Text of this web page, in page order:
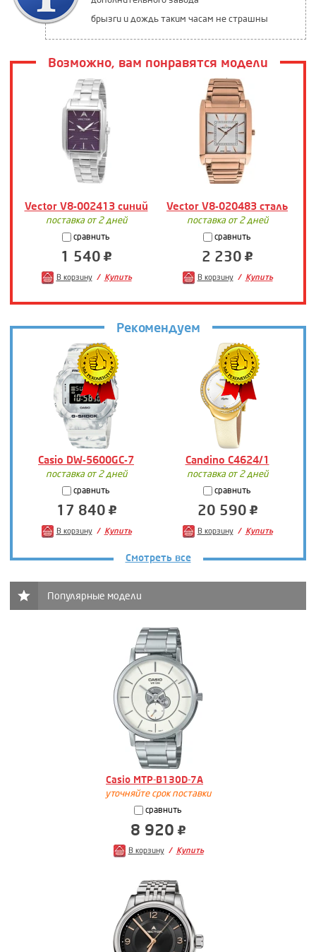
брызги и дождь таким часам не страшны
Возможно, вам понравятся модели
Vector V8-002413 синий Vector V8-020483 сталь
поставка от 2 дней
сравнить
1 540
В корзину Купить
поставка от 2 дней
сравнить
2 230
В корзину Купить
Рекомендуем
Casio DW-5600GC-7 Candino C4624/1
поставка от 2 дней
сравнить
17 840
В корзину Купить
поставка от 2 дней
сравнить
20 590
В корзину Купить
Смотреть все
Популярные модели
Casio MTP-B130D-7A
уточняйте срок поставки
сравнить
8 920
В корзину Купить